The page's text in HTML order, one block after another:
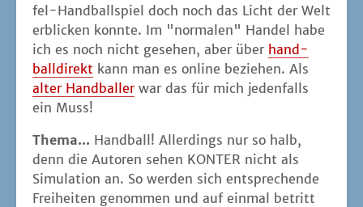
fel-Hand­ball­spiel doch noch das Licht der Welt
erbli­cken konn­te. Im "nor­ma­len" Han­del habe
ich es noch nicht gese­hen, aber über hand­
ball­di­rekt kann man es online bezie­hen. Als
alter Hand­bal­lerwar das für mich jeden­falls
ein Muss!
The­ma... Hand­ball! Aller­dings nur so halb,
denn die Autoren sehen KONTER nicht als
Simu­la­ti­on an. So wer­den sich ent­spre­chen­de
Frei­hei­ten genom­men und auf ein­mal betritt